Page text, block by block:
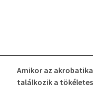
Amikor az akrobatika
találkozik a tökéletes